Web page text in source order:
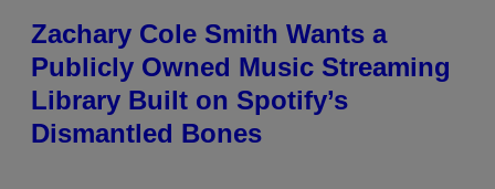
Zachary Cole Smith Wants a
Publicly Owned Music Streaming
Library Built on Spotify’s
Dismantled Bones